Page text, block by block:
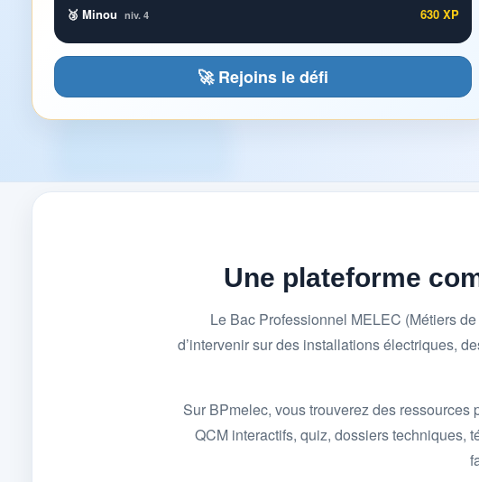
🥉 Minou niv. 4 630 XP
🚀 Rejoins le défi
Une plateforme
Le Bac Professionnel MELEC (Métiers
d’intervenir sur des installations électriques,
Sur BPmelec, vous trouverez des
QCM interactifs, quiz, dossiers techniques,